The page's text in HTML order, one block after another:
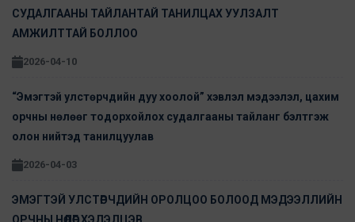
СУДАЛГААНЫ ТАЙЛАНТАЙ ТАНИЛЦАХ УУЛЗАЛТ
АМЖИЛТТАЙ БОЛЛОО
2026-04-10
“Эмэгтэй улстөрчдийн дуу хоолой” хэвлэл мэдээлэл, цахим
орчны нөлөөг тодорхойлох судалгааны тайланг бэлтгэж
олон нийтэд танилцуулав
2026-04-03
ЭМЭГТЭЙ УЛСТӨРЧДИЙН ОРОЛЦОО БОЛООД МЭДЭЭЛЛИЙН